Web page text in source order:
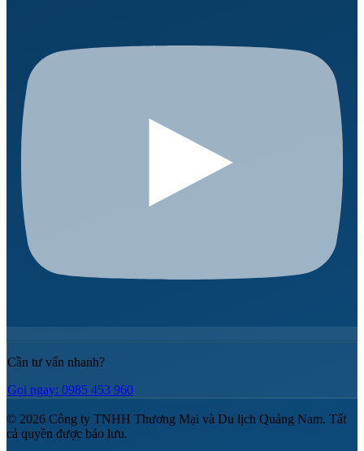
Cần tư vấn nhanh?
Gọi ngay: 0985 453 960
© 2026 Công ty TNHH Thương Mại và Du lịch Quảng Nam. Tất
cả quyền được bảo lưu.